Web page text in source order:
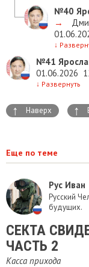
№40
→
↓
№41
01.06.2026
↓ Развернуть
↑ Наверх ↑
Еще по теме
Рус Иван
Русский
будущих.
​СЕКТА
ЧАСТЬ 2
Касса прихода